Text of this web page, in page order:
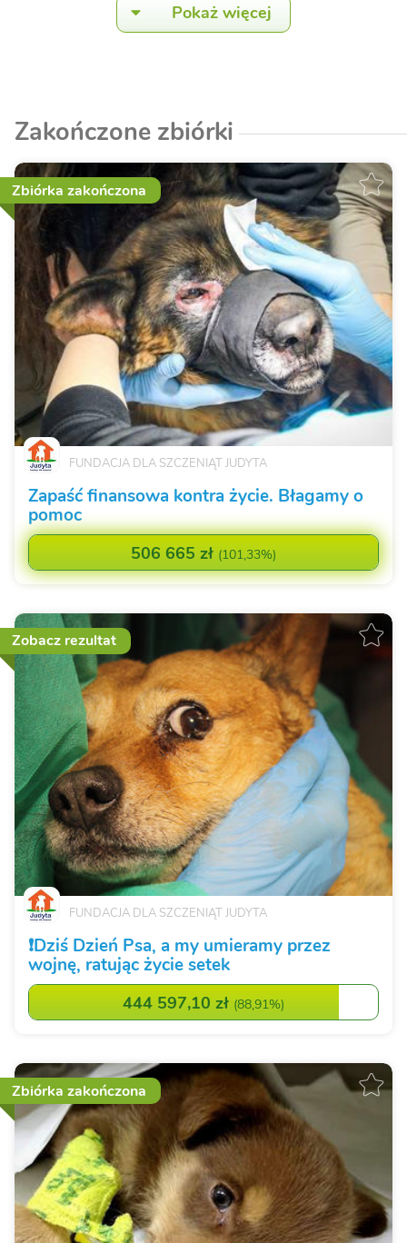
Pokaż więcej
Zakończone zbiórki
Zbiórka zakończona
FUNDACJA DLA SZCZENIĄT JUDYTA
Zapaść finansowa kontra życie. Błagamy o
pomoc
506 665 zł (101,33%)
Zobacz rezultat
FUNDACJA DLA SZCZENIĄT JUDYTA
❗️Dziś Dzień Psa, a my umieramy przez
wojnę, ratując życie setek
444 597,10 zł (88,91%)
Zbiórka zakończona